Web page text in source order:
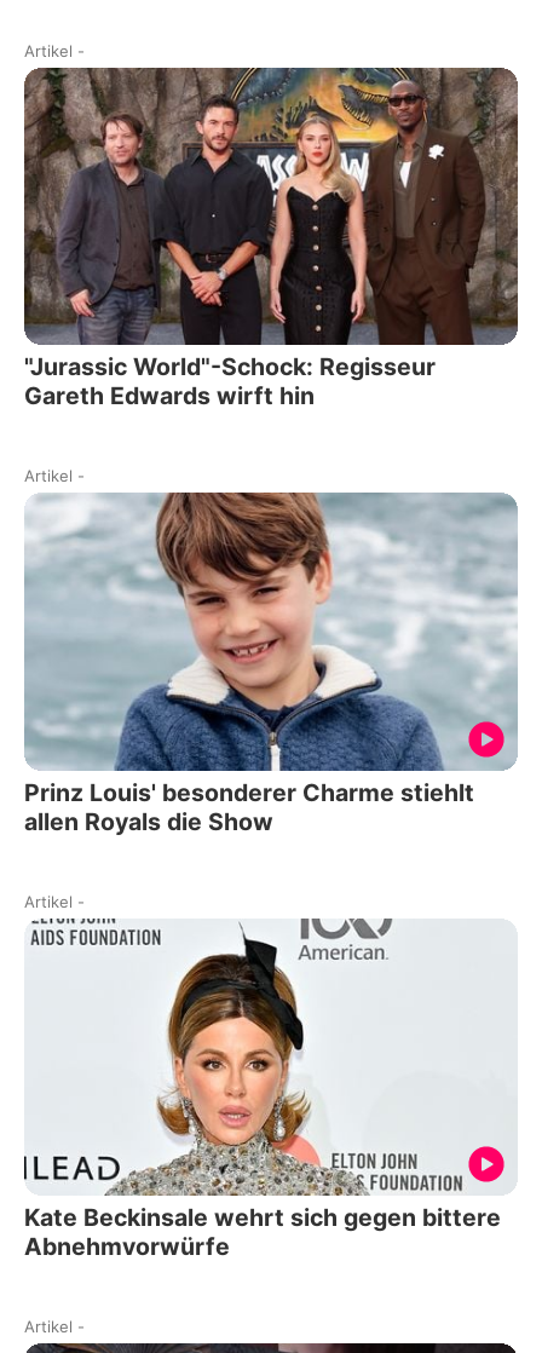
Artikel -
"Jurassic World"-Schock: Regisseur
Gareth Edwards wirft hin
Artikel -
Prinz Louis' besonderer Charme stiehlt
allen Royals die Show
Artikel -
Kate Beckinsale wehrt sich gegen bittere
Abnehmvorwürfe
Artikel -